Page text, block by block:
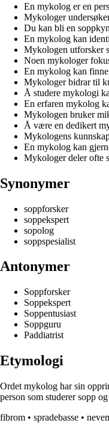
En mykolog er en
Mykologer
Du kan bli en
En mykolog kan
Mykologen utforsker
Noen mykologer
En mykolog kan
Mykologer bidrar til
Å studere mykologi
En erfaren mykolog
Mykologen bruker
Å være en dedikert
Mykologens
En mykolog kan
Mykologer deler ofte
Synonymer
soppforsker
soppekspert
sopolog
soppspesialist
Antonymer
Soppforsker
Soppekspert
Soppentusiast
Soppguru
Paddiatrist
Etymologi
Ordet mykolog har sin
person som studerer sopp
fibrom • spradebasse •